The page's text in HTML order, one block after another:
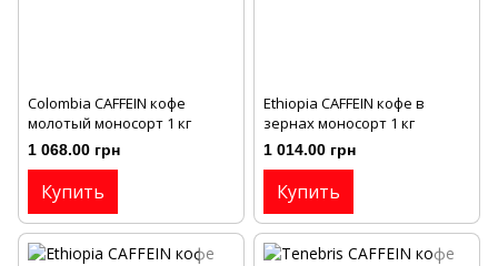
Colombia CAFFEIN кофе
молотый моносорт 1 кг
1 068.00 грн
Купить
Ethiopia CAFFEIN кофе в
зернах моносорт 1 кг
1 014.00 грн
Купить